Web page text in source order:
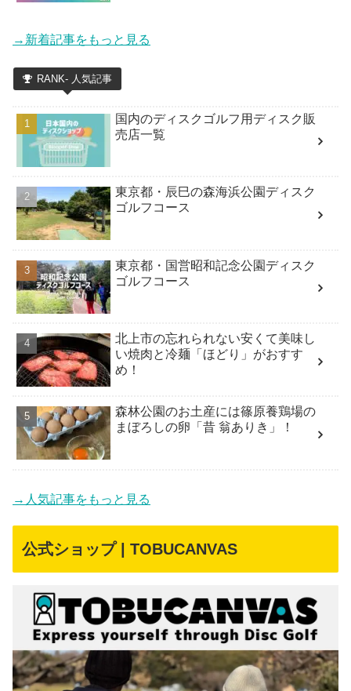
→新着記事をもっと見る
RANK- 人気記事
国内のディスクゴルフ用ディスク販
売店一覧
東京都・辰巳の森海浜公園ディスク
ゴルフコース
東京都・国営昭和記念公園ディスク
ゴルフコース
北上市の忘れられない安くて美味し
い焼肉と冷麺「ほどり」がおすす
め！
森林公園のお土産には篠原養鶏場の
まぼろしの卵「昔 翁ありき」！
→人気記事をもっと見る
公式ショップ | TOBUCANVAS